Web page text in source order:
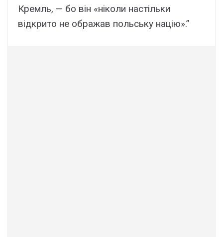
Кремль, — бо він «ніколи настільки
відкрито не ображав польську націю».”